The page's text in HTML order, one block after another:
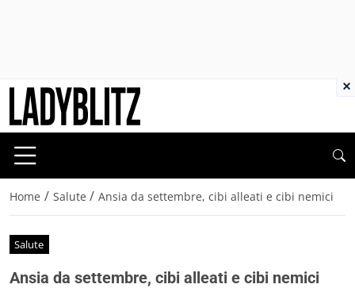
Home / Salute / Ansia da settembre, cibi alleati e cibi nemici
Salute
Ansia da settembre, cibi alleati e cibi nemici
×